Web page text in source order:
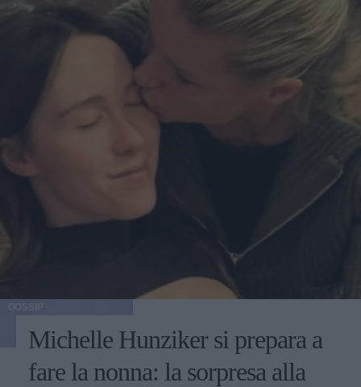
Michelle Hunziker si prepara a
fare la nonna: la sorpresa alla